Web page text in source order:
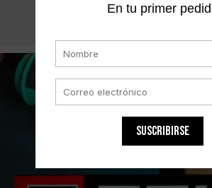
En tu primer
SUSCRIBIRSE